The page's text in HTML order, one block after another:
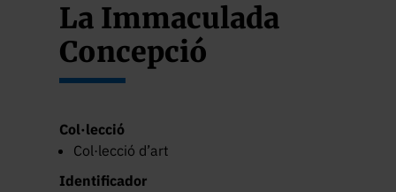
La Immaculada
Concepció
Col·lecció
Col·lecció d’art
Identificador